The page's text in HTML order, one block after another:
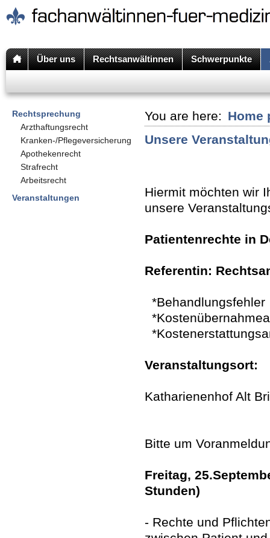
Über uns Rechtsanwältinnen Schwerpunkte
Rechtsprechung
Arzthaftungsrecht
Kranken-/Pflegeversicherung
Apothekenrecht
Strafrecht
Arbeitsrecht
Veranstaltungen
You are here: Home
Unsere
Hiermit möchten wir
unsere
Patientenrechte in
Referentin:
*Behandlungsfehler
Veranstaltungsort:
Katharienenhof Alt
Bitte um
Freitag,
Stunden)
- Rechte und